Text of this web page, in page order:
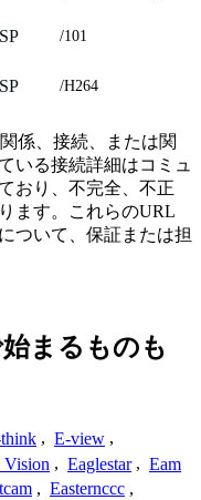
/101
/H264
係、接続、または関
いる接続詳細はコミュ
おり、不完全、不正
ます。これらのURL
ついて、保証または担
まるものも
, E-view ,
Vision , Eaglestar , Eam
, Easternccc ,